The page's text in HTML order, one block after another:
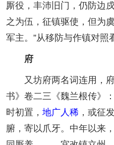
厮役，丰沛旧门，仍防边
之为伍，征镇驱使，但为
军主。”从移防与作镇对照
府
又坊府两名词连用，府
书》卷二三《魏兰根传》
时初置， 地广人稀 ，或征
腑，寄以爪牙。中年以来